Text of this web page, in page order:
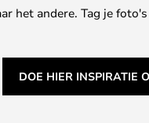
het andere. Tag je
DOE HIER INSPIRATIE